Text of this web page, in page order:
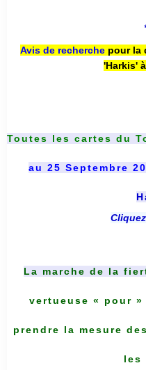
Avis de recherche pour la
'Harkis' à
Toutes les cartes du
au 25 Septembre
Cliquez
La marche de la
vertueuse « pour
prendre la mesure
les